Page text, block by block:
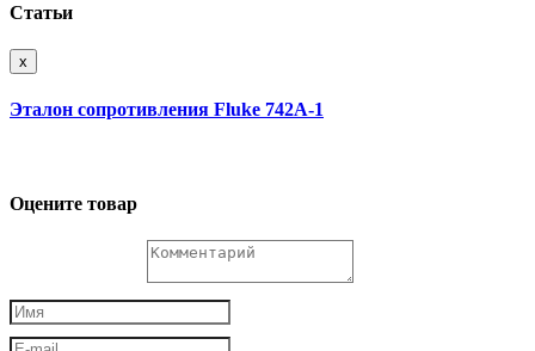
Статьи
x
Эталон сопротивления Fluke 742A-1
Оцените товар